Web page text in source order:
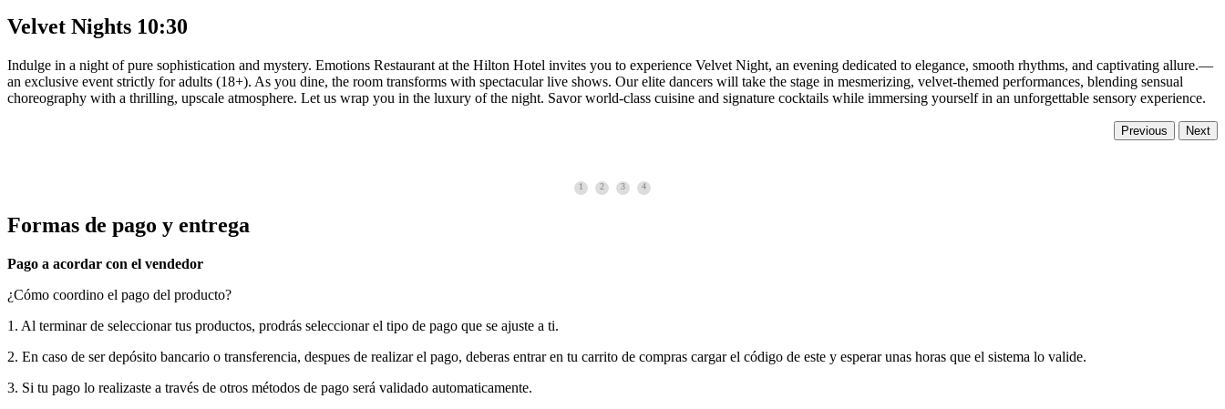
Velvet Nights 10:30
Indulge in a night of pure sophistication and mystery. Emotions Restaurant at the Hilton Hotel invites you to experience Velvet Night, an evening dedicated to elegance, smooth rhythms, and captivating allure.—
an exclusive event strictly for adults (18+). As you dine, the room transforms with spectacular live shows. Our elite dancers will take the stage in mesmerizing, velvet-themed performances, blending sensual
choreography with a thrilling, upscale atmosphere. Let us wrap you in the luxury of the night. Savor world-class cuisine and signature cocktails while immersing yourself in an unforgettable sensory experience.
Previous Next
1 2 3 4
Formas de pago y entrega
Pago a acordar con el vendedor
¿Cómo coordino el pago del producto?
1. Al terminar de seleccionar tus productos, prodrás seleccionar el tipo de pago que se ajuste a ti.
2. En caso de ser depósito bancario o transferencia, despues de realizar el pago, deberas entrar en tu carrito de compras cargar el código de este y esperar unas horas que el sistema lo valide.
3. Si tu pago lo realizaste a través de otros métodos de pago será validado automaticamente.